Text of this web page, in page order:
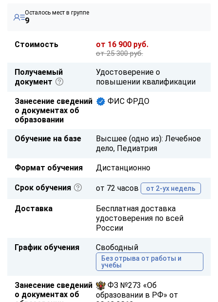
Осталось мест в группе
9
Стоимость от 16 900 руб.
от 25 300 руб.
Получаемый
документ
Удостоверение о
повышении квалификации
Занесение сведений
о документах об
образовании
ФИС ФРДО
Обучение на базе
Высшее (одно из): Лечебное
дело, Педиатрия
Формат обучения Дистанционно
Срок обучения от 72 часов от 2-ух недель
Доставка
Бесплатная доставка
удостоверения по всей
России
График обучения Свободный
Без отрыва от работы и
учебы
Занесение сведений
о документах об
ФЗ №273 «Об
образовании в РФ» от